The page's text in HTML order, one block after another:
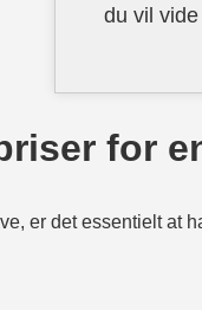
du vil
for
er det essentielt at